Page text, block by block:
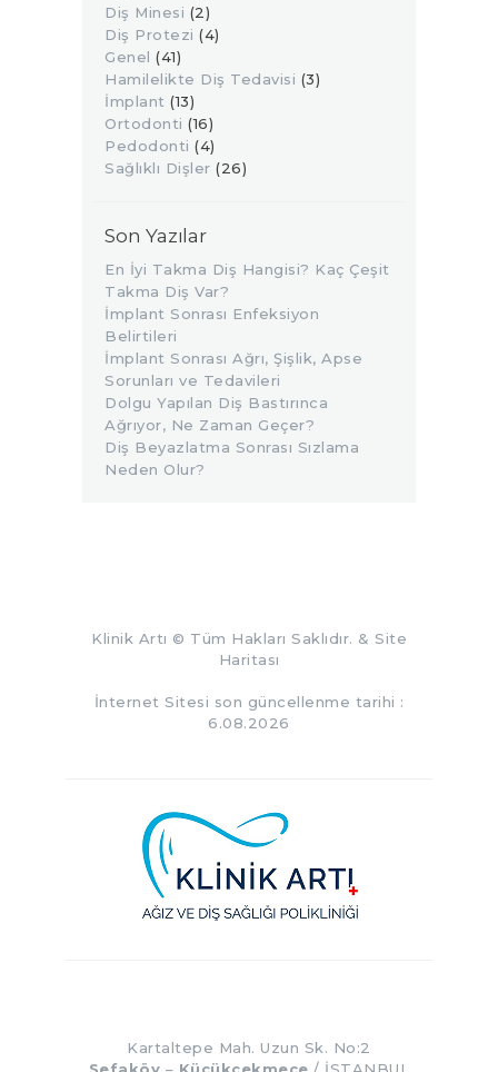
Diş Minesi (2)
Diş Protezi (4)
Genel (41)
Hamilelikte Diş Tedavisi (3)
İmplant (13)
Ortodonti (16)
Pedodonti (4)
Sağlıklı Dişler (26)
Son Yazılar
En İyi Takma Diş Hangisi? Kaç Çeşit
Takma Diş Var?
İmplant Sonrası Enfeksiyon
Belirtileri
İmplant Sonrası Ağrı, Şişlik, Apse
Sorunları ve Tedavileri
Dolgu Yapılan Diş Bastırınca
Ağrıyor, Ne Zaman Geçer?
Diş Beyazlatma Sonrası Sızlama
Neden Olur?
Klinik Artı © Tüm Hakları Saklıdır. & Site
Haritası
İnternet Sitesi son güncellenme tarihi :
6.08.2026
Kartaltepe Mah. Uzun Sk. No:2